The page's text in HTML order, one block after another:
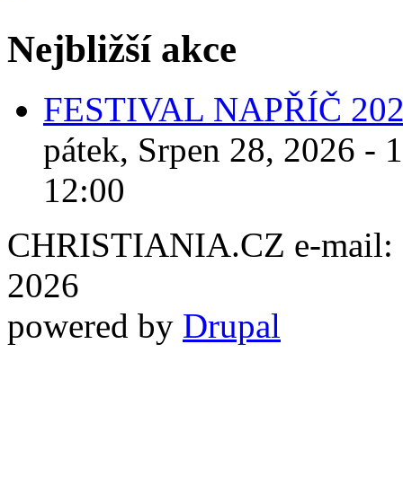
Nejbližší akce
FESTIVAL NAPŘÍČ
pátek, Srpen 28, 2026 -
12:00
CHRISTIANIA.CZ e-mail:
2026
powered by Drupal